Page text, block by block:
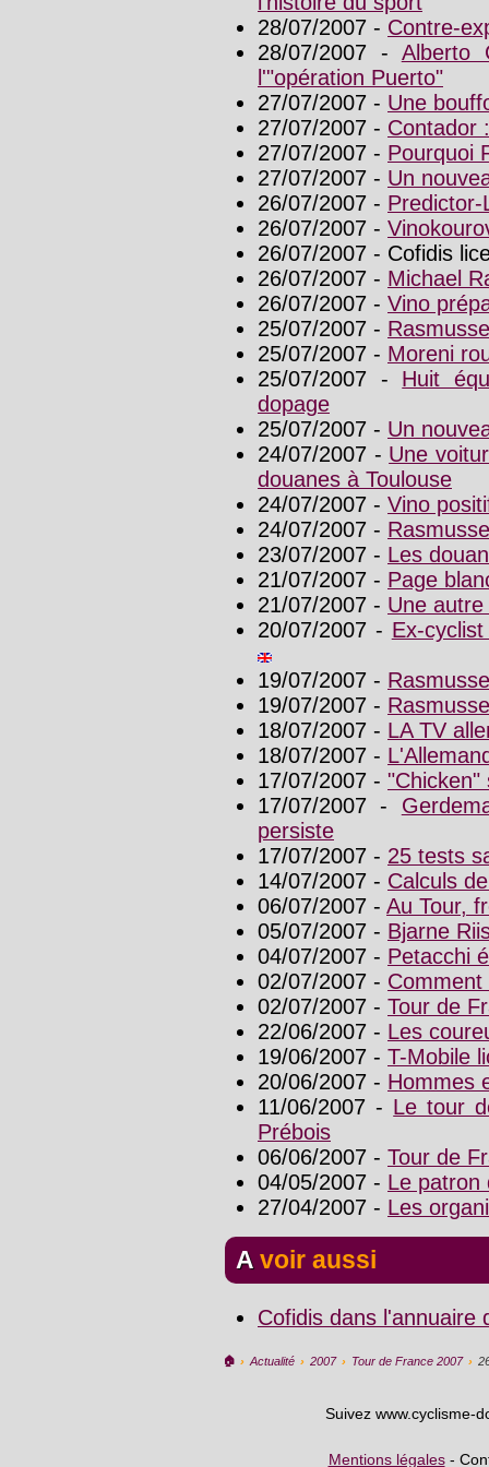
28/07/2007 - Contre-
28/07/2007 - Alberto
l'"opération Puerto"
27/07/2007 - Une
27/07/2007 - Contador
27/07/2007 - Pourquoi
27/07/2007 - Un
26/07/2007 -
26/07/2007 -
26/07/2007 - Cofidis
26/07/2007 - Michael
26/07/2007 - Vino
25/07/2007 -
25/07/2007 - Moreni
25/07/2007 - Huit
dopage
25/07/2007 - Un
24/07/2007 - Une
douanes à Toulouse
24/07/2007 - Vino
24/07/2007 -
23/07/2007 - Les
21/07/2007 - Page
21/07/2007 - Une
20/07/2007 - Ex-
19/07/2007 -
19/07/2007 -
18/07/2007 - LA TV
18/07/2007 -
17/07/2007 - "Chicken"
17/07/2007 -
persiste
17/07/2007 - 25 tests
14/07/2007 - Calculs
06/07/2007 - Au Tour,
05/07/2007 - Bjarne
04/07/2007 - Petacchi
02/07/2007 -
02/07/2007 - Tour de
22/06/2007 - Les
19/06/2007 - T-Mobile
20/06/2007 - Hommes
11/06/2007 - Le tour
Prébois
06/06/2007 - Tour de
04/05/2007 - Le patron
27/04/2007 - Les
A voir aussi
Cofidis dans l'annuaire
🏠︎ › Actualité › 2007 › Tour de France 2007 ›
Suivez www.cyclisme-
Mentions légales-